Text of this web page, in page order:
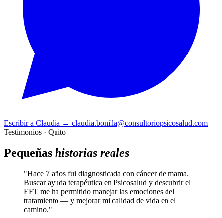
Escribir a Claudia → claudia.bonilla@consultoriopsicosalud.com
Testimonios · Quito
Pequeñas historias reales
"Hace 7 años fui diagnosticada con cáncer de mama.
Buscar ayuda terapéutica en Psicosalud y descubrir el
EFT me ha permitido manejar las emociones del
tratamiento — y mejorar mi calidad de vida en el
camino."